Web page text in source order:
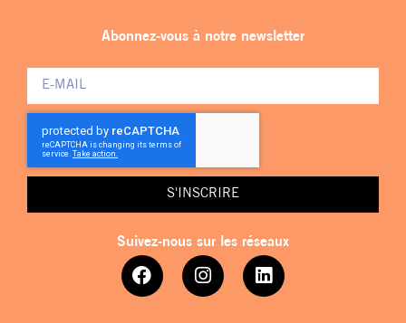
Abonnez-vous à notre newsletter
S'INSCRIRE
Suivez-nous sur les réseaux